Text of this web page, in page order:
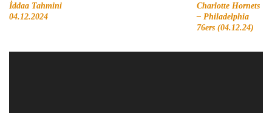
İddaa Tahmini
04.12.2024
Charlotte Hornets
– Philadelphia
76ers (04.12.24)